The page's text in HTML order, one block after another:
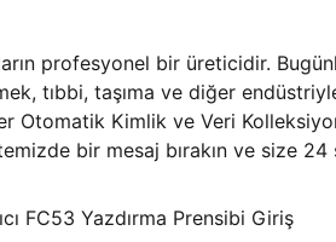
profesyonel bir üreticidir.
tıbbi, taşıma ve diğer
Kimlik ve Veri
bir mesaj bırakın ve size
FC53 Yazdırma Prensibi Giriş